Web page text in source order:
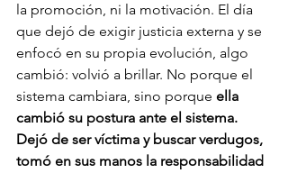
la promoción, ni la motivación. El día
que dejó de exigir justicia externa y se
enfocó en su propia evolución, algo
cambió: volvió a brillar. No porque el
sistema cambiara, sino porque ella
cambió su postura ante el sistema.
Dejó de ser víctima y buscar verdugos,
tomó en sus manos la responsabilidad